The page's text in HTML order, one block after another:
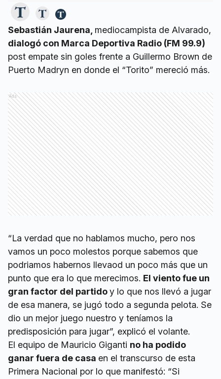
Sebastián Jaurena, mediocampista de Alvarado,
dialogó con Marca Deportiva Radio (FM 99.9)
post empate sin goles frente a Guillermo Brown de
Puerto Madryn en donde el “Torito” mereció más.
Ads
“La verdad que no hablamos mucho, pero nos
vamos un poco molestos porque sabemos que
podriamos habernos llevaod un poco más que un
punto que era lo que merecimos. El viento fue un
gran factor del partidoy lo que nos llevó a jugar
de esa manera, se jugó todo a segunda pelota. Se
dio un mejor juego nuestro y teníamos la
predisposición para jugar”, explicó el volante.
El equipo de Mauricio Giganti no ha podido
ganar fuera de casa en el transcurso de esta
Primera Nacional por lo que manifestó: “Si